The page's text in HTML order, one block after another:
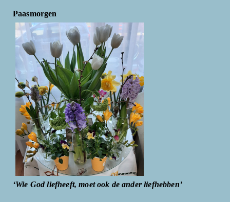
Paasmorgen
‘Wie God liefheeft, moet ook de ander liefhebben’